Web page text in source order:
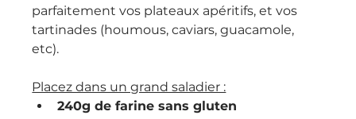
parfaitement vos plateaux apéritifs, et vos
tartinades (houmous, caviars, guacamole,
etc).
Placez dans un grand saladier :
240g de farine sans gluten